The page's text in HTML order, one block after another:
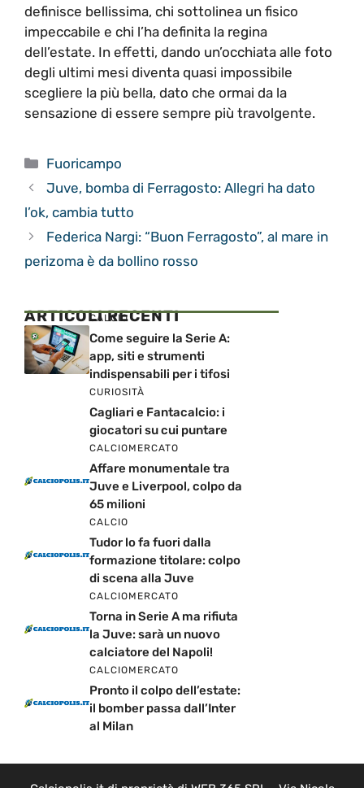
definisce bellissima, chi sottolinea un fisico
impeccabile e chi l’ha definita la regina
dell’estate. In effetti, dando un’occhiata alle foto
degli ultimi mesi diventa quasi impossibile
scegliere la più bella, dato che ormai da la
sensazione di essere sempre più travolgente.
Categorie
Fuoricampo
Juve, bomba di Ferragosto: Allegri ha dato
l’ok, cambia tutto
Federica Nargi: “Buon Ferragosto”, al mare in
perizoma è da bollino rosso
ARTICOLI RECENTI
CALCIO
Come seguire la Serie A:
app, siti e strumenti
indispensabili per i tifosi
CURIOSITÀ
Cagliari e Fantacalcio: i
giocatori su cui puntare
CALCIOMERCATO
Affare monumentale tra
Juve e Liverpool, colpo da
65 milioni
CALCIO
Tudor lo fa fuori dalla
formazione titolare: colpo
di scena alla Juve
CALCIOMERCATO
Torna in Serie A ma rifiuta
la Juve: sarà un nuovo
calciatore del Napoli!
CALCIOMERCATO
Pronto il colpo dell’estate:
il bomber passa dall’Inter
al Milan